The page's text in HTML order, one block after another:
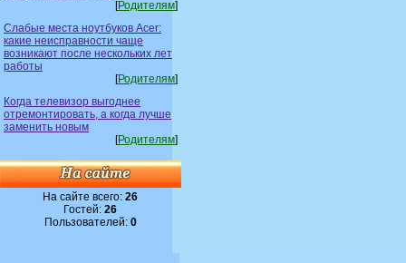
[Родителям]
Слабые места ноутбуков Acer:
какие неисправности чаще
возникают после нескольких лет
работы
[Родителям]
Когда телевизор выгоднее
отремонтировать, а когда лучше
заменить новым
[Родителям]
На сайте всего:26
Гостей:26
Пользователей: 0